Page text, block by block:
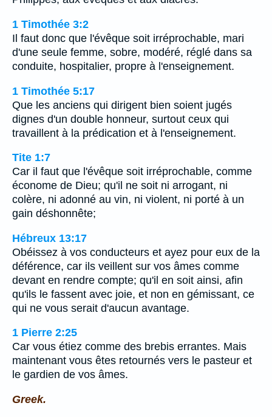
1 Timothée 3:2
Il faut donc que l'évêque soit irréprochable, mari
d'une seule femme, sobre, modéré, réglé dans sa
conduite, hospitalier, propre à l'enseignement.
1 Timothée 5:17
Que les anciens qui dirigent bien soient jugés
dignes d'un double honneur, surtout ceux qui
travaillent à la prédication et à l'enseignement.
Tite 1:7
Car il faut que l'évêque soit irréprochable, comme
économe de Dieu; qu'il ne soit ni arrogant, ni
colère, ni adonné au vin, ni violent, ni porté à un
gain déshonnête;
Hébreux 13:17
Obéissez à vos conducteurs et ayez pour eux de la
déférence, car ils veillent sur vos âmes comme
devant en rendre compte; qu'il en soit ainsi, afin
qu'ils le fassent avec joie, et non en gémissant, ce
qui ne vous serait d'aucun avantage.
1 Pierre 2:25
Car vous étiez comme des brebis errantes. Mais
maintenant vous êtes retournés vers le pasteur et
le gardien de vos âmes.
Greek.